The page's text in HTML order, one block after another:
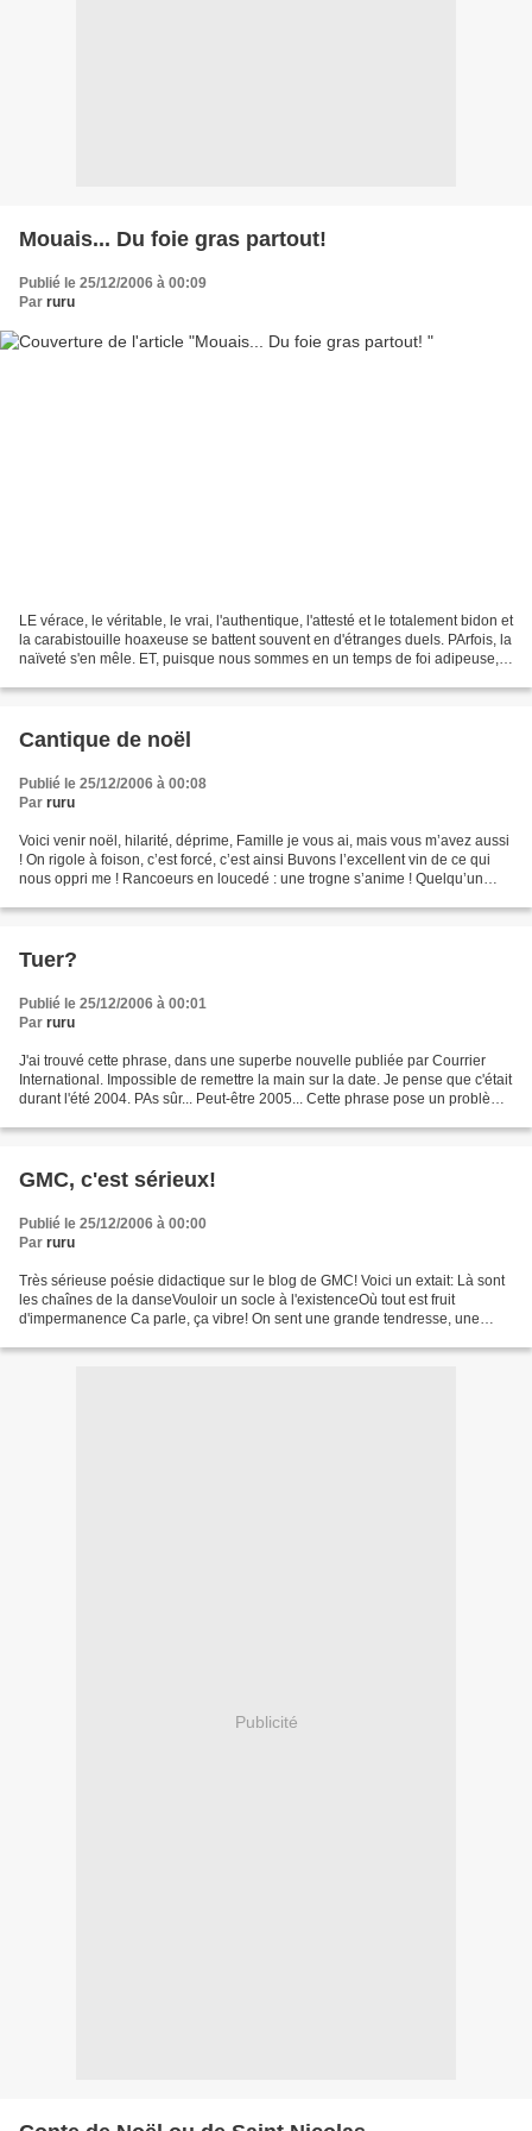
Mouais... Du foie gras partout!
Publié le 25/12/2006 à 00:09
Par ruru
LE vérace, le véritable, le vrai, l'authentique, l'attesté et le totalement bidon et
la carabistouille hoaxeuse se battent souvent en d'étranges duels. PArfois, la
naïveté s'en mêle. ET, puisque nous sommes en un temps de foi adipeuse,
Cantique de noël
Publié le 25/12/2006 à 00:08
Par ruru
Voici venir noël, hilarité, déprime, Famille je vous ai, mais vous m’avez aussi
! On rigole à foison, c’est forcé, c’est ainsi Buvons l’excellent vin de ce qui
nous oppri me ! Rancoeurs en loucedé : une trogne s’anime ! Quelqu’un
Tuer?
Publié le 25/12/2006 à 00:01
Par ruru
J'ai trouvé cette phrase, dans une superbe nouvelle publiée par Courrier
International. Impossible de remettre la main sur la date. Je pense que c'était
durant l'été 2004. PAs sûr... Peut-être 2005... Cette phrase pose un problème
GMC, c'est sérieux!
Publié le 25/12/2006 à 00:00
Par ruru
Très sérieuse poésie didactique sur le blog de GMC! Voici un extait: Là sont
les chaînes de la danseVouloir un socle à l'existenceOù tout est fruit
d'impermanence Ca parle, ça vibre! On sent une grande tendresse, une
Publicité